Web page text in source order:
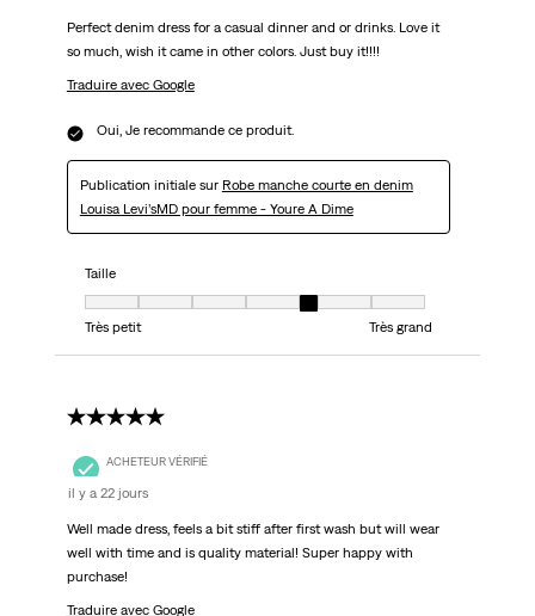
Perfect denim dress for a casual dinner and or drinks. Love it
so much, wish it came in other colors. Just buy it!!!!
Traduire avec Google
Oui, Je recommande ce produit.
Publication initiale sur Robe manche courte en denim
Louisa Levi’sMD pour femme - Youre A Dime
Taille
Très petit
Très grand
5 étoile(s) sur 5.
ACHETEUR VÉRIFIÉ
il y a 22 jours
Well made dress, feels a bit stiff after first wash but will wear
well with time and is quality material! Super happy with
purchase!
Traduire avec Google